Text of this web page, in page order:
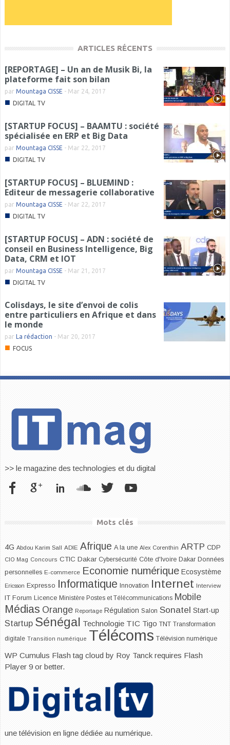
ARTICLES RÉCENTS
[REPORTAGE] – Un an de Musik Bi, la
plateforme fait son bilan
par Mountaga CISSE - Mar 24, 2017
■ DIGITAL TV
[STARTUP FOCUS] – BAAMTU : société
spécialisée en ERP et Big Data
par Mountaga CISSE - Mar 22, 2017
■ DIGITAL TV
[STARTUP FOCUS] – BLUEMIND :
Editeur de messagerie collaborative
par Mountaga CISSE - Mar 22, 2017
■ DIGITAL TV
[STARTUP FOCUS] – ADN : société de
conseil en Business Intelligence, Big
Data, CRM et IOT
par Mountaga CISSE - Mar 21, 2017
■ DIGITAL TV
Colisdays, le site d’envoi de colis
entre particuliers en Afrique et dans
le monde
par La rédaction - Mar 20, 2017
■ FOCUS
>> le magazine des technologies et du digital
Mots clés
4G Abdou Karim Sall ADIE Afrique A la une Alex Corenthin ARTP CDP
CIO Mag Concours CTIC Dakar Cybersécurité Côte d'Ivoire Dakar Données
personnelles E-commerce Economie numérique Ecosystème
Ericsson Expresso Informatique Innovation Internet Interview
IT Forum Licence Ministère Postes et Télécommunications Mobile
Médias Orange Reportage Régulation Salon Sonatel Start-up
Startup Sénégal Technologie TIC Tigo TNT Transformation
digitale Transition numérique Télécoms Télévision numérique
WP Cumulus Flash tag cloud by Roy Tanck requires Flash
Player 9 or better.
une télévision en ligne dédiée au numérique.